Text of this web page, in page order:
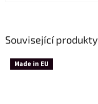
Související produkty
Made in EU